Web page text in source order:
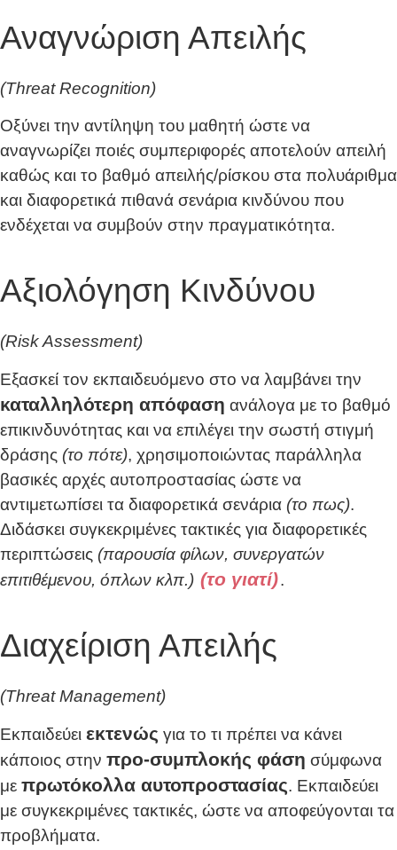
Αναγνώριση Απειλής
(Threat Recognition)
Οξύνει την αντίληψη του μαθητή ώστε να
αναγνωρίζει ποιές συμπεριφορές αποτελούν απειλή
καθώς και το βαθμό απειλής/ρίσκου στα πολυάριθμα
και διαφορετικά πιθανά σενάρια κινδύνου που
ενδέχεται να συμβούν στην πραγματικότητα.
Αξιολόγηση Κινδύνου
(Risk Assessment)
Εξασκεί τον εκπαιδευόμενο στο να λαμβάνει την
καταλληλότερη απόφαση ανάλογα με το βαθμό
επικινδυνότητας και να επιλέγει την σωστή στιγμή
δράσης (το πότε), χρησιμοποιώντας παράλληλα
βασικές αρχές αυτοπροστασίας ώστε να
αντιμετωπίσει τα διαφορετικά σενάρια (το πως).
Διδάσκει συγκεκριμένες τακτικές για διαφορετικές
περιπτώσεις (παρουσία φίλων, συνεργατών
επιτιθέμενου, όπλων κλπ.) (το γιατί).
Διαχείριση Απειλής
(Threat Management)
Εκπαιδεύει εκτενώς για το τι πρέπει να κάνει
κάποιος στην προ-συμπλοκής φάση σύμφωνα
με πρωτόκολλα αυτοπροστασίας. Εκπαιδεύει
με συγκεκριμένες τακτικές, ώστε να αποφεύγονται τα
προβλήματα.